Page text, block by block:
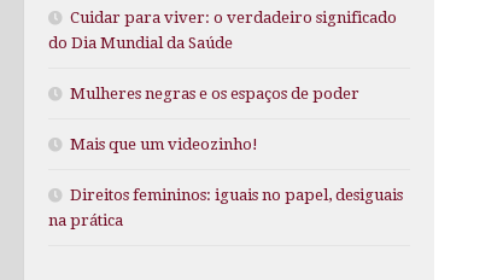
Cuidar para viver: o verdadeiro significado
do Dia Mundial da Saúde
Mulheres negras e os espaços de poder
Mais que um videozinho!
Direitos femininos: iguais no papel, desiguais
na prática